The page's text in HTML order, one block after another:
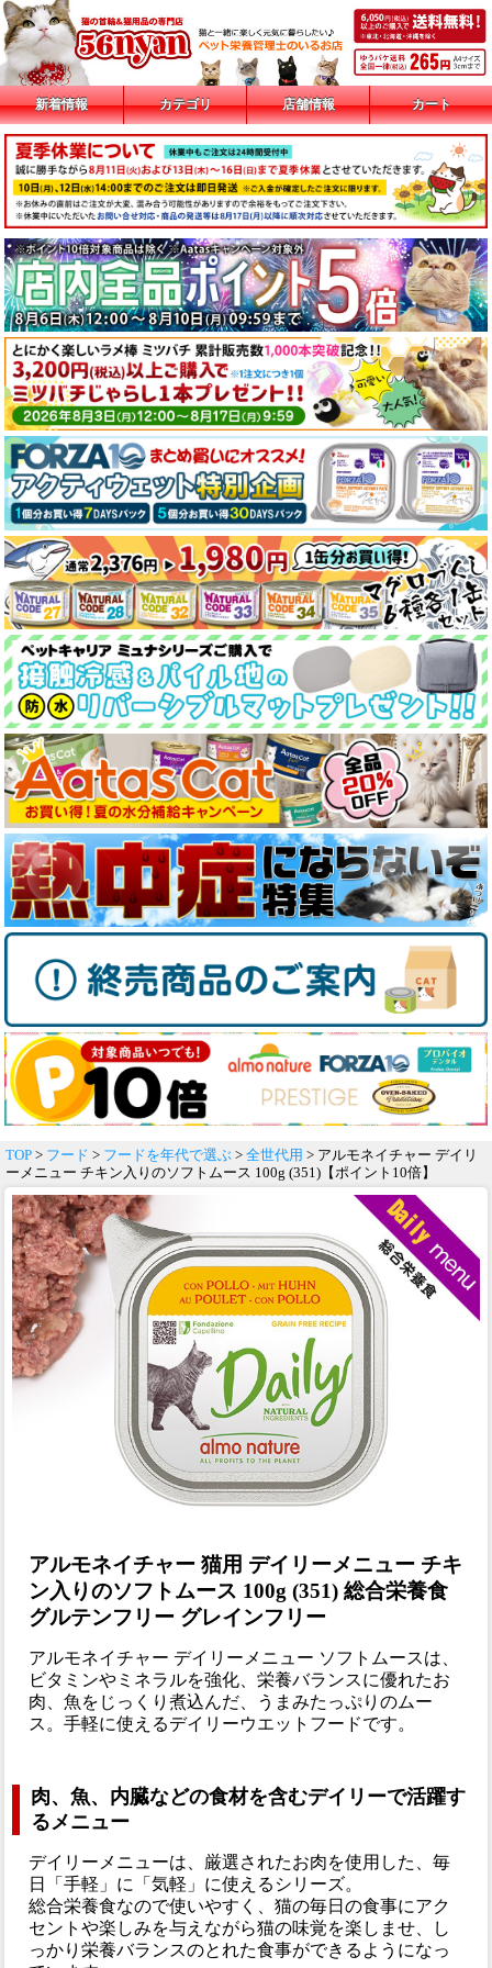
新着情報 カテゴリ 店舗情報 カート
TOP > フード > フードを年代で選ぶ > 全世代用 > アルモネイチャー デイリ
ーメニュー チキン入りのソフトムース 100g (351)【ポイント10倍】
アルモネイチャー 猫用 デイリーメニュー チキ
ン入りのソフトムース 100g (351) 総合栄養食
グルテンフリー グレインフリー
アルモネイチャー デイリーメニュー ソフトムースは、
ビタミンやミネラルを強化、栄養バランスに優れたお
肉、魚をじっくり煮込んだ、うまみたっぷりのムー
ス。手軽に使えるデイリーウエットフードです。
肉、魚、内臓などの食材を含むデイリーで活躍す
るメニュー
デイリーメニューは、厳選されたお肉を使用した、毎
日「手軽」に「気軽」に使えるシリーズ。
総合栄養食なので使いやすく、猫の毎日の食事にアク
セントや楽しみを与えながら猫の味覚を楽しませ、し
っかり栄養バランスのとれた食事ができるようになっ